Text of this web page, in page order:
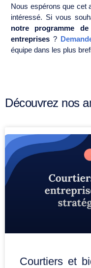
Nous espérons que cet
intéressé. Si vous
notre programme
entreprises ?
équipe dans les plus
Découvrez nos
Courtiers et